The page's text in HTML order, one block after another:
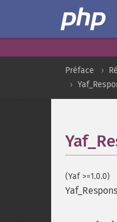
Préface
(Yaf >=1.0.0)